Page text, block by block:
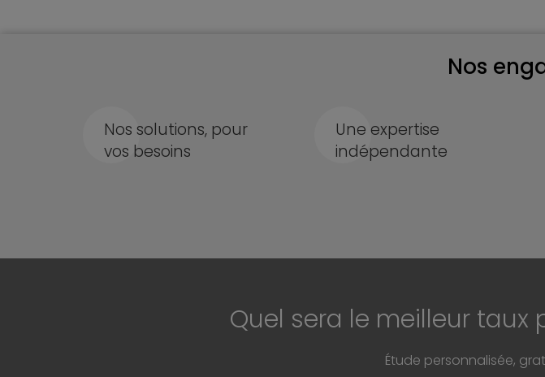
Nos
Nos solutions, pour
vos besoins
Une expertise
indépendante
Quel sera le meilleur
Étude personnalisée,